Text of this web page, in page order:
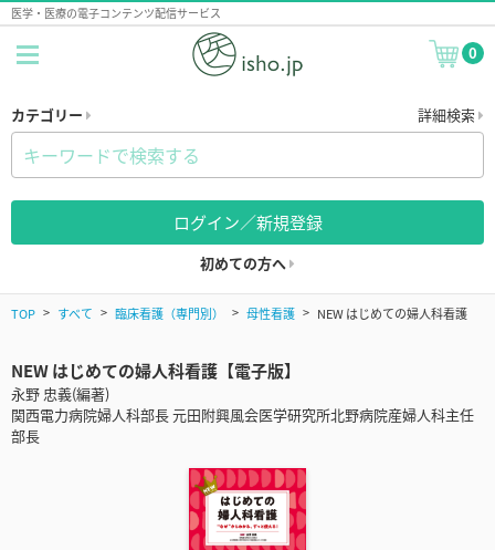
医学・医療の電子コンテンツ配信サービス
0
カテゴリー 詳細検索
ログイン／新規登録
初めての方へ
TOP すべて 臨床看護（専門別） 母性看護 NEW はじめての婦人科看護
NEW はじめての婦人科看護【電子版】
永野 忠義(編著)
関西電力病院婦人科部長 元田附興風会医学研究所北野病院産婦人科主任
部長